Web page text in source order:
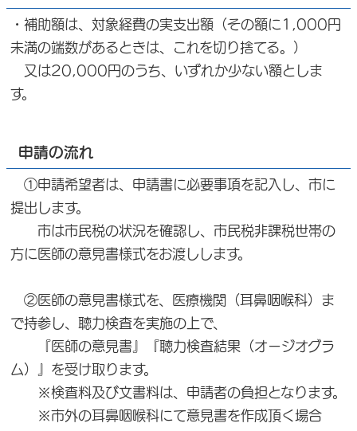
・補助額は、対象経費の実支出額（その額に1,000円
未満の端数があるときは、これを切り捨てる。）
又は20,000円のうち、いずれか少ない額としま
す。
申請の流れ
①申請希望者は、申請書に必要事項を記入し、市に
提出します。
市は市民税の状況を確認し、市民税非課税世帯の
方に医師の意見書様式をお渡しします。
②医師の意見書様式を、医療機関（耳鼻咽喉科）ま
で持参し、聴力検査を実施の上で、
『医師の意見書』『聴力検査結果（オージオグラ
ム）』を受け取ります。
※検査料及び文書料は、申請者の負担となります。
※市外の耳鼻咽喉科にて意見書を作成頂く場合